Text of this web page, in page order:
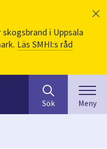
i Uppsala
Läs SMHI:s råd
efter
innehåll
på
Sök Meny